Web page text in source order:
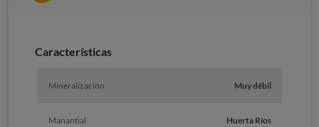
Caracterí­sticas
Mineralización Muy débil
Manantial Huerta Ríos